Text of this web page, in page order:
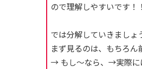
ので理解しやすいです！！
では分解していきましょ
まず見るのは、もちろん
→ もし〜なら、→実際に